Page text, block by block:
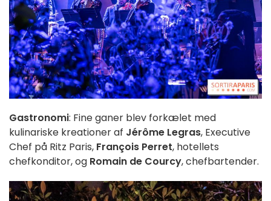
Gastronomi: Fine ganer blev forkælet med
kulinariske kreationer af Jérôme Legras, Executive
Chef på Ritz Paris, François Perret, hotellets
chefkonditor, og Romain de Courcy, chefbartender.